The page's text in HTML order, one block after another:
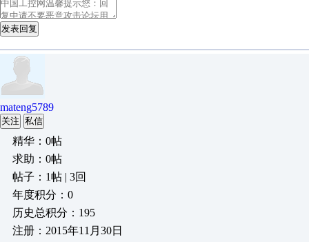
发表回复
mateng5789
关注 私信
精华：0帖
求助：0帖
帖子：1帖 | 3回
年度积分：0
历史总积分：195
注册：2015年11月30日